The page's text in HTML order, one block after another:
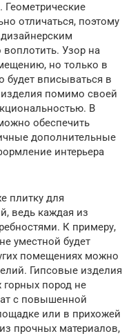
Геометрические
отличаться, поэтому
Узор на
но только в
будет вписываться в
помимо своей
В
обеспечить
дополнительные
интерьера
плитку для
ведь каждая из
К примеру,
уместной будет
помещениях можно
Гипсовые изделия
горных пород не
с повышенной
или в прихожей
прочных материалов,